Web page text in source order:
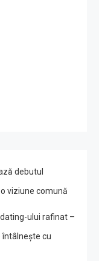
debutul
o viziune comună
ului rafinat –
întâlnește cu